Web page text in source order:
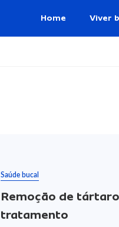
Home Viver
Saúde bucal
Remoção de
tratamento